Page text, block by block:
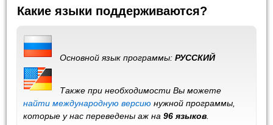
Какие языки поддерживаются?
Основной язык программы:РУССКИЙ
Также при необходимости Вы можете
найти международную версию нужной программы,
которые у нас переведены аж на96 языков